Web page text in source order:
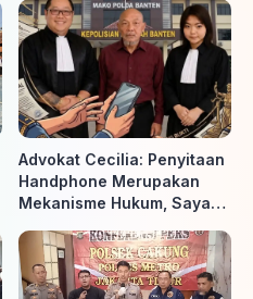
Advokat Cecilia: Penyitaan
Handphone Merupakan
Mekanisme Hukum, Saya
Diminta Penyidik dan Tidak
perlu takut